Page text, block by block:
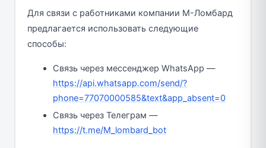
Для связи с работниками компании М-Ломбард
предлагается использовать следующие
способы:
Связь через мессенджер WhatsApp —
https://api.whatsapp.com/send/?
phone=77070000585&text&app_absent=0
Связь через Телеграм —
https://t.me/M_lombard_bot